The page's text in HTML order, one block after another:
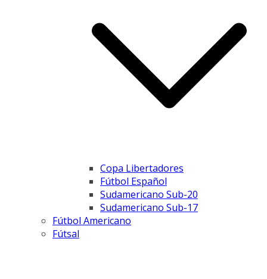
Copa Libertadores
Fútbol Español
Sudamericano Sub-20
Sudamericano Sub-17
Fútbol Americano
Fútsal